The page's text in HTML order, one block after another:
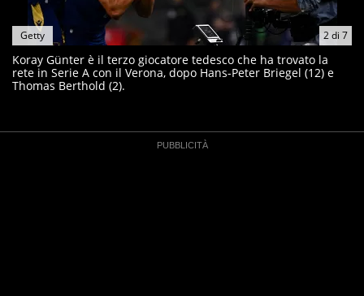
2di 7
Getty
Koray Günter è il terzo giocatore tedesco che ha trovato la
rete in Serie A con il Verona, dopo Hans-Peter Briegel (12) e
Thomas Berthold (2).